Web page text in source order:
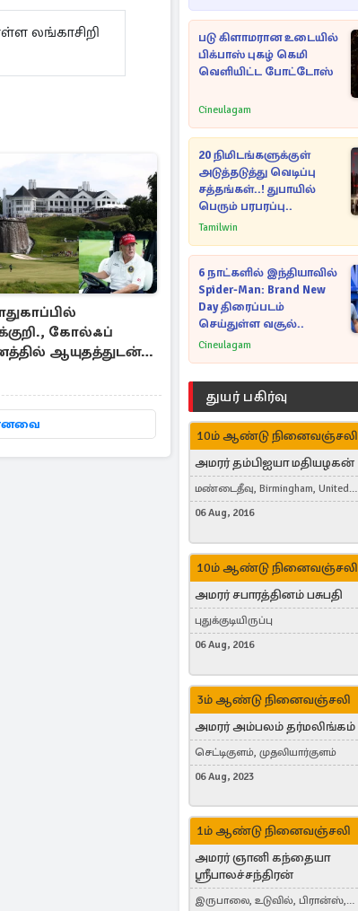
லங்காசிறி
கோல்ஃப்
ஆயுதத்துடன்
படு கிளாமரான உடையில்
பிக்பாஸ் புகழ் கெமி
வெளியிட்ட போட்டோஸ்
Cineulagam
20 நிமிடங்களுக்குள்
அடுத்தடுத்து வெடிப்பு
சத்தங்கள்..! துபாயில்
பெரும் பரபரப்பு..
Tamilwin
6 நாட்களில் இந்தியாவில்
Spider-Man: Brand New
Day திரைப்படம்
செய்துள்ள வசூல்..
Cineulagam
துயர் பகிர்வு
10ம் ஆண்டு நினைவஞ்சலி
அமரர் தம்பிஐயா மதியழகன்
மண்டைதீவு, Birmingham, United
Kingdom
06 Aug, 2016
10ம் ஆண்டு நினைவஞ்சலி
அமரர் சபாரத்தினம் பசுபதி
புதுக்குடியிருப்பு
06 Aug, 2016
3ம் ஆண்டு நினைவஞ்சலி
அமரர் அம்பலம் தர்மலிங்கம்
செட்டிகுளம், முதலியார்குளம்
06 Aug, 2023
1ம் ஆண்டு நினைவஞ்சலி
அமரர் ஞானி கந்தையா
ஸ்ரீபாலச்சந்திரன்
இருபாலை, உடுவில், பிரான்ஸ்,